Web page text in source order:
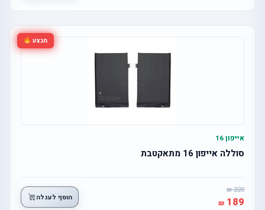
מבצע
אייפון 16
סוללה אייפון 16 מתאקטבת
220
189 הוסף לעגלה